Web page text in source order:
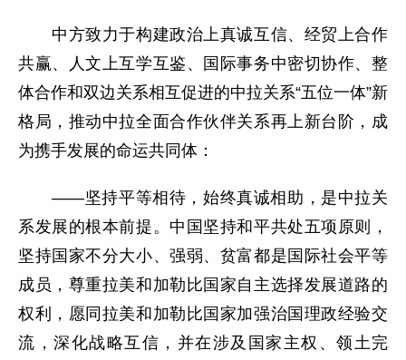
中方致力于构建政治上真诚互信、经贸上合作
共赢、人文上互学互鉴、国际事务中密切协作、整
体合作和双边关系相互促进的中拉关系“五位一体”新
格局，推动中拉全面合作伙伴关系再上新台阶，成
为携手发展的命运共同体：
——坚持平等相待，始终真诚相助，是中拉关
系发展的根本前提。中国坚持和平共处五项原则，
坚持国家不分大小、强弱、贫富都是国际社会平等
成员，尊重拉美和加勒比国家自主选择发展道路的
权利，愿同拉美和加勒比国家加强治国理政经验交
流，深化战略互信，并在涉及国家主权、领土完